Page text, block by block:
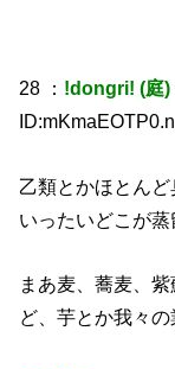
28 ： !dongri! (庭)
乙類とかほとん
いったいどこが
まあ麦、蕎麦、
ど、芋とか我々